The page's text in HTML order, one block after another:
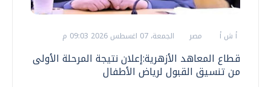
أ ش أ مصر الجمعة، 07 اغسطس 2026 09:03 م
قطاع المعاهد الأزهرية:إعلان نتيجة المرحلة الأولى
من تنسيق القبول لرياض الأطفال